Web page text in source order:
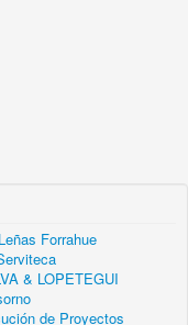
Forrahue
& LOPETEGUI
de Proyectos